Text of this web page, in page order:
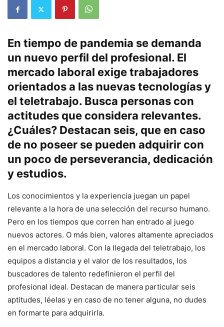
En tiempo de pandemia se demanda
un nuevo perfil del profesional. El
mercado laboral exige trabajadores
orientados a las nuevas tecnologías y
el teletrabajo. Busca personas con
actitudes que considera relevantes.
¿Cuáles? Destacan seis, que en caso
de no poseer se pueden adquirir con
un poco de perseverancia, dedicación
y estudios.
Los conocimientos y la experiencia juegan un papel
relevante a la hora de una selección del recurso humano.
Pero en los tiempos que corren han entrado al juego
nuevos actores. O más bien, valores altamente apreciados
en el mercado laboral. Con la llegada del teletrabajo, los
equipos a distancia y el valor de los resultados, los
buscadores de talento redefinieron el perfil del
profesional ideal. Destacan de manera particular seis
aptitudes, léelas y en caso de no tener alguna, no dudes
en formarte para adquirirla.